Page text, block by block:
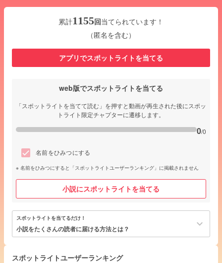
累計1155回当てられています！
（匿名を含む）
アプリでスポットライトを当てる
web版でスポットライトを当てる
「スポットライトを当てて読む」を押すと動画が再生された後にスポッ
トライト限定チャプターに遷移します。
0/0
名前をひみつにする
名前をひみつにすると「スポットライトユーザーランキング」に掲載されません
小説にスポットライトを当てる
スポットライトを当てるだけ！
小説をたくさんの読者に届ける方法とは？ keyboard_arrow_down
スポットライトユーザーランキング